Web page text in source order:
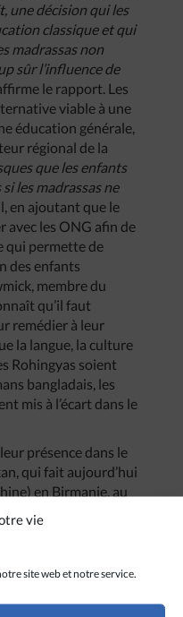
vie
site web et notre service.
une décision qui les
classique et qui
madrassas non
sûr l’influence de
le rapport. Les
viable à une
éducation générale,
régional de la
que les enfants
les madrassas ne
en ajoutant que le
les ONG afin de
qui permette de
des enfants
membre du
qu’il faut
remédier à leur
la langue, la culture
Rohingyas soient
bangladais, les
mis à l’écart dans le
présence dans le
qui fait aujourd’hui
en Birmanie, au
décennies, ils
immigrants illégaux
et par une grande
Depuis les
la citoyenneté,